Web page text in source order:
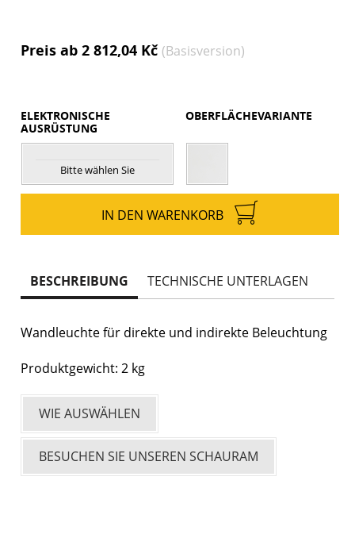
Preis ab 2 812,04 Kč (Basisversion)
ELEKTRONISCHE
AUSRÜSTUNG
OBERFLÄCHEVARIANTE
Bitte wählen Sie
IN DEN WARENKORB
BESCHREIBUNG TECHNISCHE UNTERLAGEN
Wandleuchte für direkte und indirekte Beleuchtung
Produktgewicht: 2 kg
WIE AUSWÄHLEN
BESUCHEN SIE UNSEREN SCHAURAM